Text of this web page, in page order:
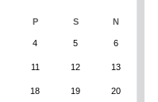
P S N
4 5 6
11 12 13
18 19 20